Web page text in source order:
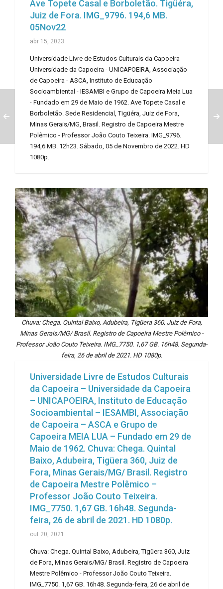
Ave Topete Casal e Borboletão. Tigüéra,
Juiz de Fora. IMG_9796. 194,6 MB.
05Nov22
abr 15, 2023
Universidade Livre de Estudos Culturais da Capoeira -
Universidade da Capoeira - UNICAPOEIRA, Associação
de Capoeira - ASCA, Instituto de Educação
Socioambiental - IESAMBI e Grupo de Capoeira Meia Lua
- Fundado em 29 de Maio de 1962. Ave Topete Casal e
Borboletão. Sede Residencial, Tigüéra, Juiz de Fora,
Minas Gerais/MG, Brasil. Registro de Capoeira Mestre
Polêmico - Professor João Couto Teixeira. IMG_9796.
194,6 MB. 12h23. Sábado, 05 de Novembro de 2022. HD
1080p.
Chuva: Chega. Quintal Baixo, Adubeira, Tigüera 360, Juiz de Fora,
Minas Gerais/MG/ Brasil. Registro de Capoeira Mestre Polêmico -
Professor João Couto Teixeira. IMG_7750. 1,67 GB. 16h48. Segunda-
feira, 26 de abril de 2021. HD 1080p.
Universidade Livre de Estudos Culturais
da Capoeira – Universidade da Capoeira
– UNICAPOEIRA, Instituto de Educação
Socioambiental – IESAMBI, Associação
de Capoeira – ASCA e Grupo de
Capoeira MEIA LUA – Fundado em 29 de
Maio de 1962. Chuva: Chega. Quintal
Baixo, Adubeira, Tigüera 360, Juiz de
Fora, Minas Gerais/MG/ Brasil. Registro
de Capoeira Mestre Polêmico –
Professor João Couto Teixeira.
IMG_7750. 1,67 GB. 16h48. Segunda-
feira, 26 de abril de 2021. HD 1080p.
out 20, 2021
Chuva: Chega. Quintal Baixo, Adubeira, Tigüera 360, Juiz
de Fora, Minas Gerais/MG/ Brasil. Registro de Capoeira
Mestre Polêmico - Professor João Couto Teixeira.
IMG_7750. 1,67 GB. 16h48. Segunda-feira, 26 de abril de